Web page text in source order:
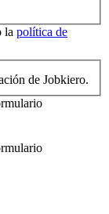
la política de
de Jobkiero.